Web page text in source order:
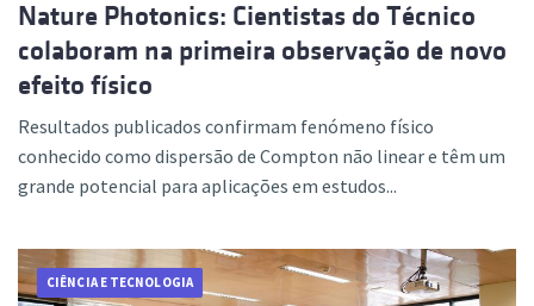
Nature Photonics: Cientistas do Técnico
colaboram na primeira observação de novo
efeito físico
Resultados publicados confirmam fenómeno físico
conhecido como dispersão de Compton não linear e têm um
grande potencial para aplicações em estudos...
CIÊNCIA E TECNOLOGIA